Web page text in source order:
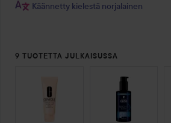
Käännetty kielestä norjalainen
9 TUOTETTA JULKAISUSSA